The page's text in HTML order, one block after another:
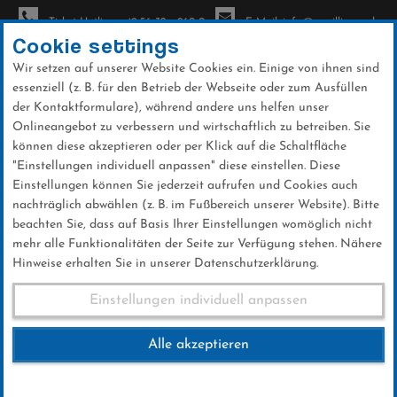
Direkt
zum
Inhalt
Ticket-Hotline: +49 56 32 - 960-0 E-Mail: info@sc-willingen.de
Galerien
Mühlenkopfschanze
Sommerimpressionen
Cookie settings
Wir setzen auf unserer Website Cookies ein. Einige von ihnen sind
essenziell (z. B. für den Betrieb der Webseite oder zum Ausfüllen
der Kontaktformulare), während andere uns helfen unser
Onlineangebot zu verbessern und wirtschaftlich zu betreiben. Sie
können diese akzeptieren oder per Klick auf die Schaltfläche
"Einstellungen individuell anpassen" diese einstellen. Diese
Einstellungen können Sie jederzeit aufrufen und Cookies auch
nachträglich abwählen (z. B. im Fußbereich unserer Website). Bitte
beachten Sie, dass auf Basis Ihrer Einstellungen womöglich nicht
mehr alle Funktionalitäten der Seite zur Verfügung stehen. Nähere
Hinweise erhalten Sie in unserer Datenschutzerklärung.
Einstellungen individuell anpassen
Alle akzeptieren